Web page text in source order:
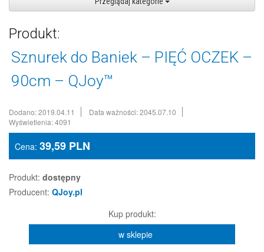
Produkt:
Sznurek do Baniek – PIĘĆ OCZEK –
90cm – QJoy™
Dodano: 2019.04.11
Data ważności: 2045.07.10
Wyświetlenia: 4091
Cena: 39,59 PLN
Produkt: dostępny
Producent: QJoy.pl
Kup produkt:
w sklepie